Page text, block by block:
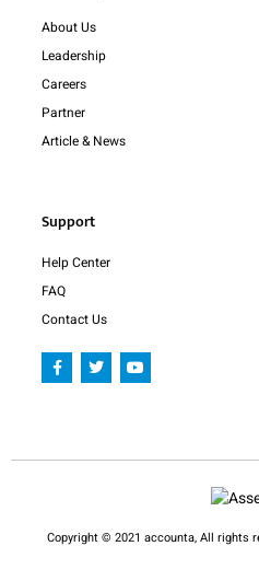
About Us
Leadership
Careers
Partner
Article & News
Support
Help Center
FAQ
Contact Us
F
a
c
k
T
w
i
Y
o
u
Copyright © 2021 accounta, All rights